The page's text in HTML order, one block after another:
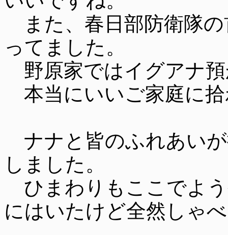
また、春日部防衛隊
ってました。
野原家ではイグアナ
本当にいいご家庭に
ナナと皆のふれあい
しました。
ひまわりもここでよ
にはいたけど全然しゃ